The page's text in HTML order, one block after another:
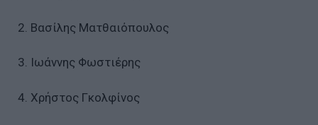
2. Βασίλης Ματθαιόπουλος
3. Ιωάννης Φωστιέρης
4. Χρήστος Γκολφίνος